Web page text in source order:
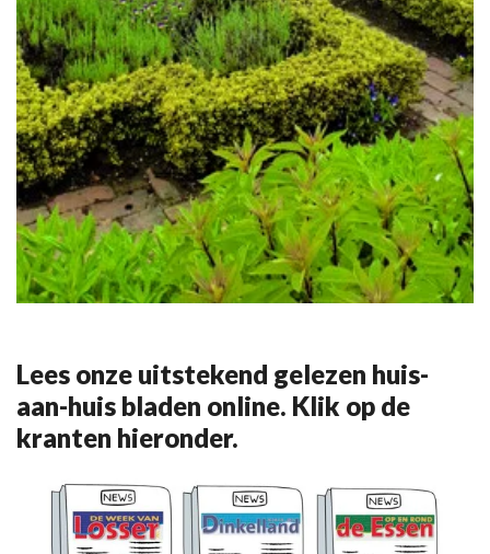
Lees onze uitstekend gelezen huis-
aan-huis bladen online. Klik op de
kranten hieronder.